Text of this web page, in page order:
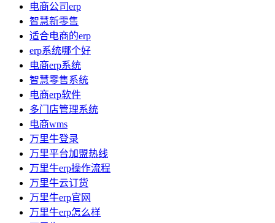
电商公司erp
智慧新零售
适合电商的erp
erp系统哪个好
电商erp系统
智慧零售系统
电商erp软件
多门店管理系统
电商wms
万里牛登录
万里平台加盟热线
万里牛erp操作流程
万里牛云订货
万里牛erp官网
万里牛erp怎么样